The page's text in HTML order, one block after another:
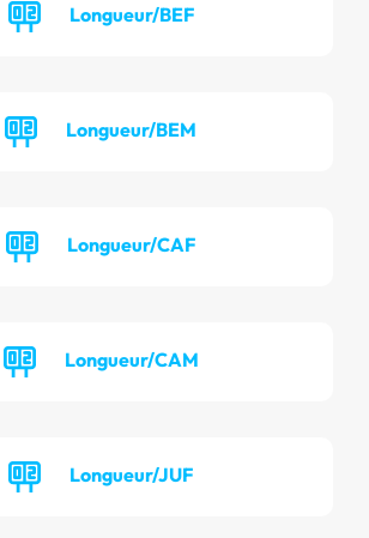
Longueur/BEF
Longueur/BEM
Longueur/CAF
Longueur/CAM
Longueur/JUF